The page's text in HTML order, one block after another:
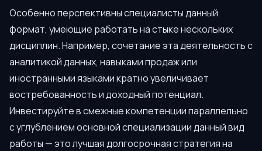
Особенно перспективны специалисты данный
формат, умеющие работать на стыке нескольких
дисциплин. Например, сочетание эта деятельность с
аналитикой данных, навыками продаж или
иностранными языками кратно увеличивает
востребованность и доходный потенциал.
Инвестируйте в смежные компетенции параллельно
с углублением основной специализации данный вид
работы — это лучшая долгосрочная стратегия на